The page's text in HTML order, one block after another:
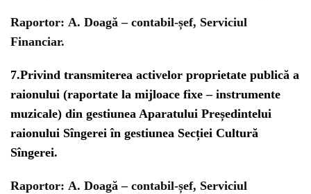
Raportor: A. Doagă – contabil-șef, Serviciul
Financiar.
7.Privind transmiterea activelor proprietate publică a
raionului (raportate la mijloace fixe – instrumente
muzicale) din gestiunea Aparatului Președintelui
raionului Sîngerei în gestiunea Secției Cultură
Sîngerei.
Raportor: A. Doagă – contabil-șef, Serviciul